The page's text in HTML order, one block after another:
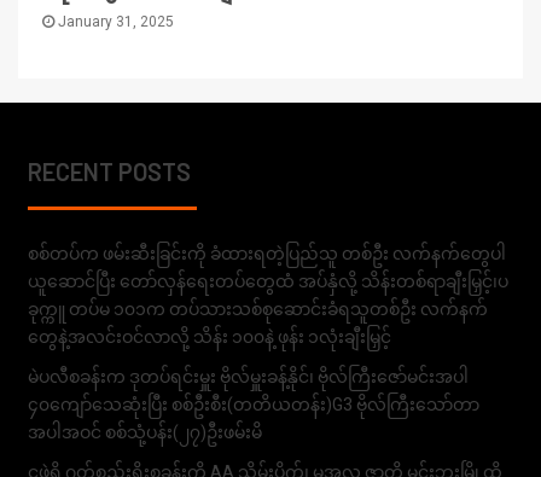
January 31, 2025
RECENT POSTS
စစ်တပ်က ဖမ်းဆီးခြင်းကို ခံထားရတဲ့ပြည်သူ တစ်ဦး လက်နက်တွေပါ
ယူဆောင်ပြီး တော်လှန်ရေးတပ်တွေထံ အပ်နှံလို့ သိန်းတစ်ရာချီးမြှင့်၊ပ
ခုက္ကူ တပ်မ ၁၀၁က တပ်သားသစ်စုဆောင်းခံရသူတစ်ဦး လက်နက်
တွေနဲ့အလင်းဝင်လာလို့ သိန်း ၁၀၀နဲ့ ဖုန်း ၁လုံးချီးမြှင့်
မဲပလီစခန်းက ဒုတပ်ရင်းမှူး ဗိုလ်မှူးခန့်နိုင်၊ ဗိုလ်ကြီးဇော်မင်းအပါ
၄၀ကျော်သေဆုံးပြီး စစ်ဦးစီး(တတိယတန်း)G3 ဗိုလ်ကြီးသော်တာ
အပါအဝင် စစ်သုံ့ပန်း(၂၇)ဦးဖမ်းမိ
ငဖဲရှိ ဂုတ်စည်းရိုးစခန်းကို AA သိမ်းပိုက်၊ မအလ ဇာတိ မင်းဘူးမြို့ထိ